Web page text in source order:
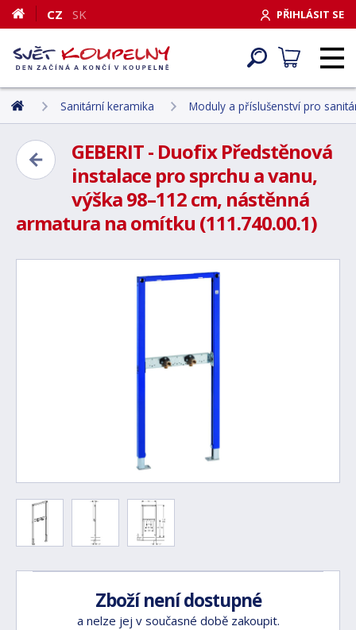
PŘIHLÁSIT SE
CZ SK
Sanitární keramika Moduly a příslušenství pro
GEBERIT - Duofix Předstěnová
instalace pro sprchu a vanu,
výška 98–112 cm, nástěnná
armatura na omítku (111.740.00.1)
Zboží není dostupné
a nelze jej v současné době zakoupit.